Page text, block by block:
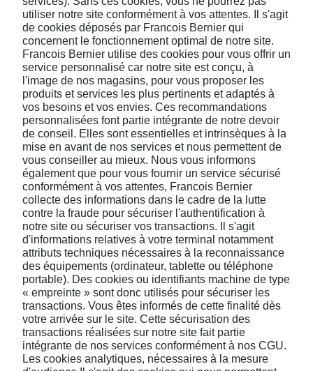
utiliser notre site conformément à vos attentes. Il s'agit
de cookies déposés par Francois Bernier qui
concernent le fonctionnement optimal de notre site.
Francois Bernier utilise des cookies pour vous offrir un
service personnalisé car notre site est conçu, à
l'image de nos magasins, pour vous proposer les
produits et services les plus pertinents et adaptés à
vos besoins et vos envies. Ces recommandations
personnalisées font partie intégrante de notre devoir
de conseil. Elles sont essentielles et intrinsèques à la
mise en avant de nos services et nous permettent de
vous conseiller au mieux. Nous vous informons
également que pour vous fournir un service sécurisé
conformément à vos attentes, Francois Bernier
collecte des informations dans le cadre de la lutte
contre la fraude pour sécuriser l'authentification à
notre site ou sécuriser vos transactions. Il s'agit
d'informations relatives à votre terminal notamment
attributs techniques nécessaires à la reconnaissance
des équipements (ordinateur, tablette ou téléphone
portable). Des cookies ou identifiants machine de type
« empreinte » sont donc utilisés pour sécuriser les
transactions. Vous êtes informés de cette finalité dès
votre arrivée sur le site. Cette sécurisation des
transactions réalisées sur notre site fait partie
intégrante de nos services conformément à nos CGU.
Les cookies analytiques, nécessaires à la mesure